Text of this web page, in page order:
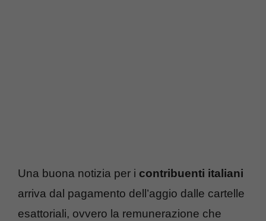
Una buona notizia per i contribuenti italiani
arriva dal pagamento dell’aggio dalle cartelle
esattoriali, ovvero la remunerazione che